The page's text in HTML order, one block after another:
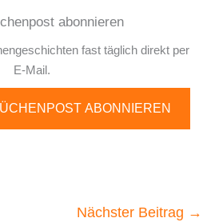
abonnieren
fast täglich direkt per
E-Mail.
ABONNIEREN
Nächster Beitrag →